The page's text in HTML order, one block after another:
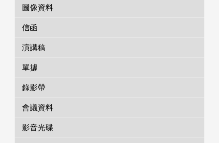
圖像資料
信函
演講稿
單據
錄影帶
會議資料
影音光碟